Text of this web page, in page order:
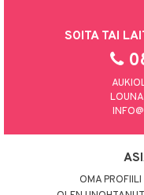
SOITA TAI
OMA PROFIILI